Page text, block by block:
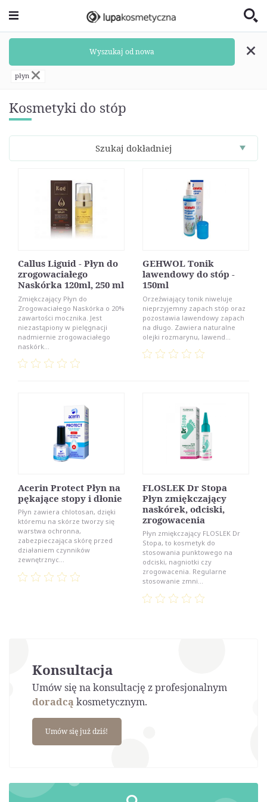
Kosmetyki do stóp
Wyszukaj od nowa
płyn
Szukaj dokładniej
Callus Liguid - Płyn do
zrogowaciałego
Naskórka 120ml, 250 ml
Zmiękczający Płyn do
Zrogowaciałego Naskórka o 20%
zawartości mocznika. Jest
niezastąpiony w pielęgnacji
nadmiernie zrogowaciałego
naskórk...
GEHWOL Tonik
lawendowy do stóp -
150ml
Orzeźwiający tonik niweluje
nieprzyjemny zapach stóp oraz
pozostawia lawendowy zapach
na długo. Zawiera naturalne
olejki rozmarynu, lawend...
Acerin Protect Płyn na
pękające stopy i dłonie
Płyn zawiera chlotosan, dzięki
któremu na skórze tworzy się
warstwa ochronna,
zabezpieczająca skórę przed
działaniem czynników
zewnętrznyc...
FLOSLEK Dr Stopa
Płyn zmiękczający
naskórek, odciski,
zrogowacenia
Płyn zmiękczający FLOSLEK Dr
Stopa, to kosmetyk do
stosowania punktowego na
odciski, nagniotki czy
zrogowacenia. Regularne
stosowanie zmni...
Konsultacja
Umów się na konsultację z profesjonalnym
doradcąkosmetycznym.
Umów się już dziś!